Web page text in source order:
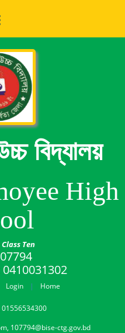
বিদ্যালয়
High
Ten
Login Home
107794@bise-ctg.gov.bd